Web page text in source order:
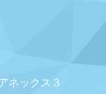
ネックス３